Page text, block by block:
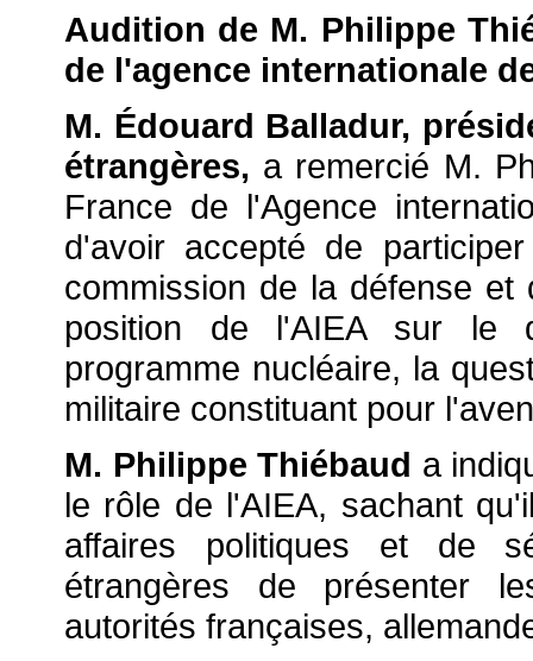
Audition de M. Philippe
de l'agence internationale
M. Édouard Balladur,
étrangères, a remercié M.
France de l'Agence
d'avoir accepté de
commission de la défense
position de l'AIEA sur le
programme nucléaire, la
militaire constituant pour
M. Philippe Thiébaud a
le rôle de l'AIEA, sachant
affaires politiques et de
étrangères de présenter
autorités françaises,